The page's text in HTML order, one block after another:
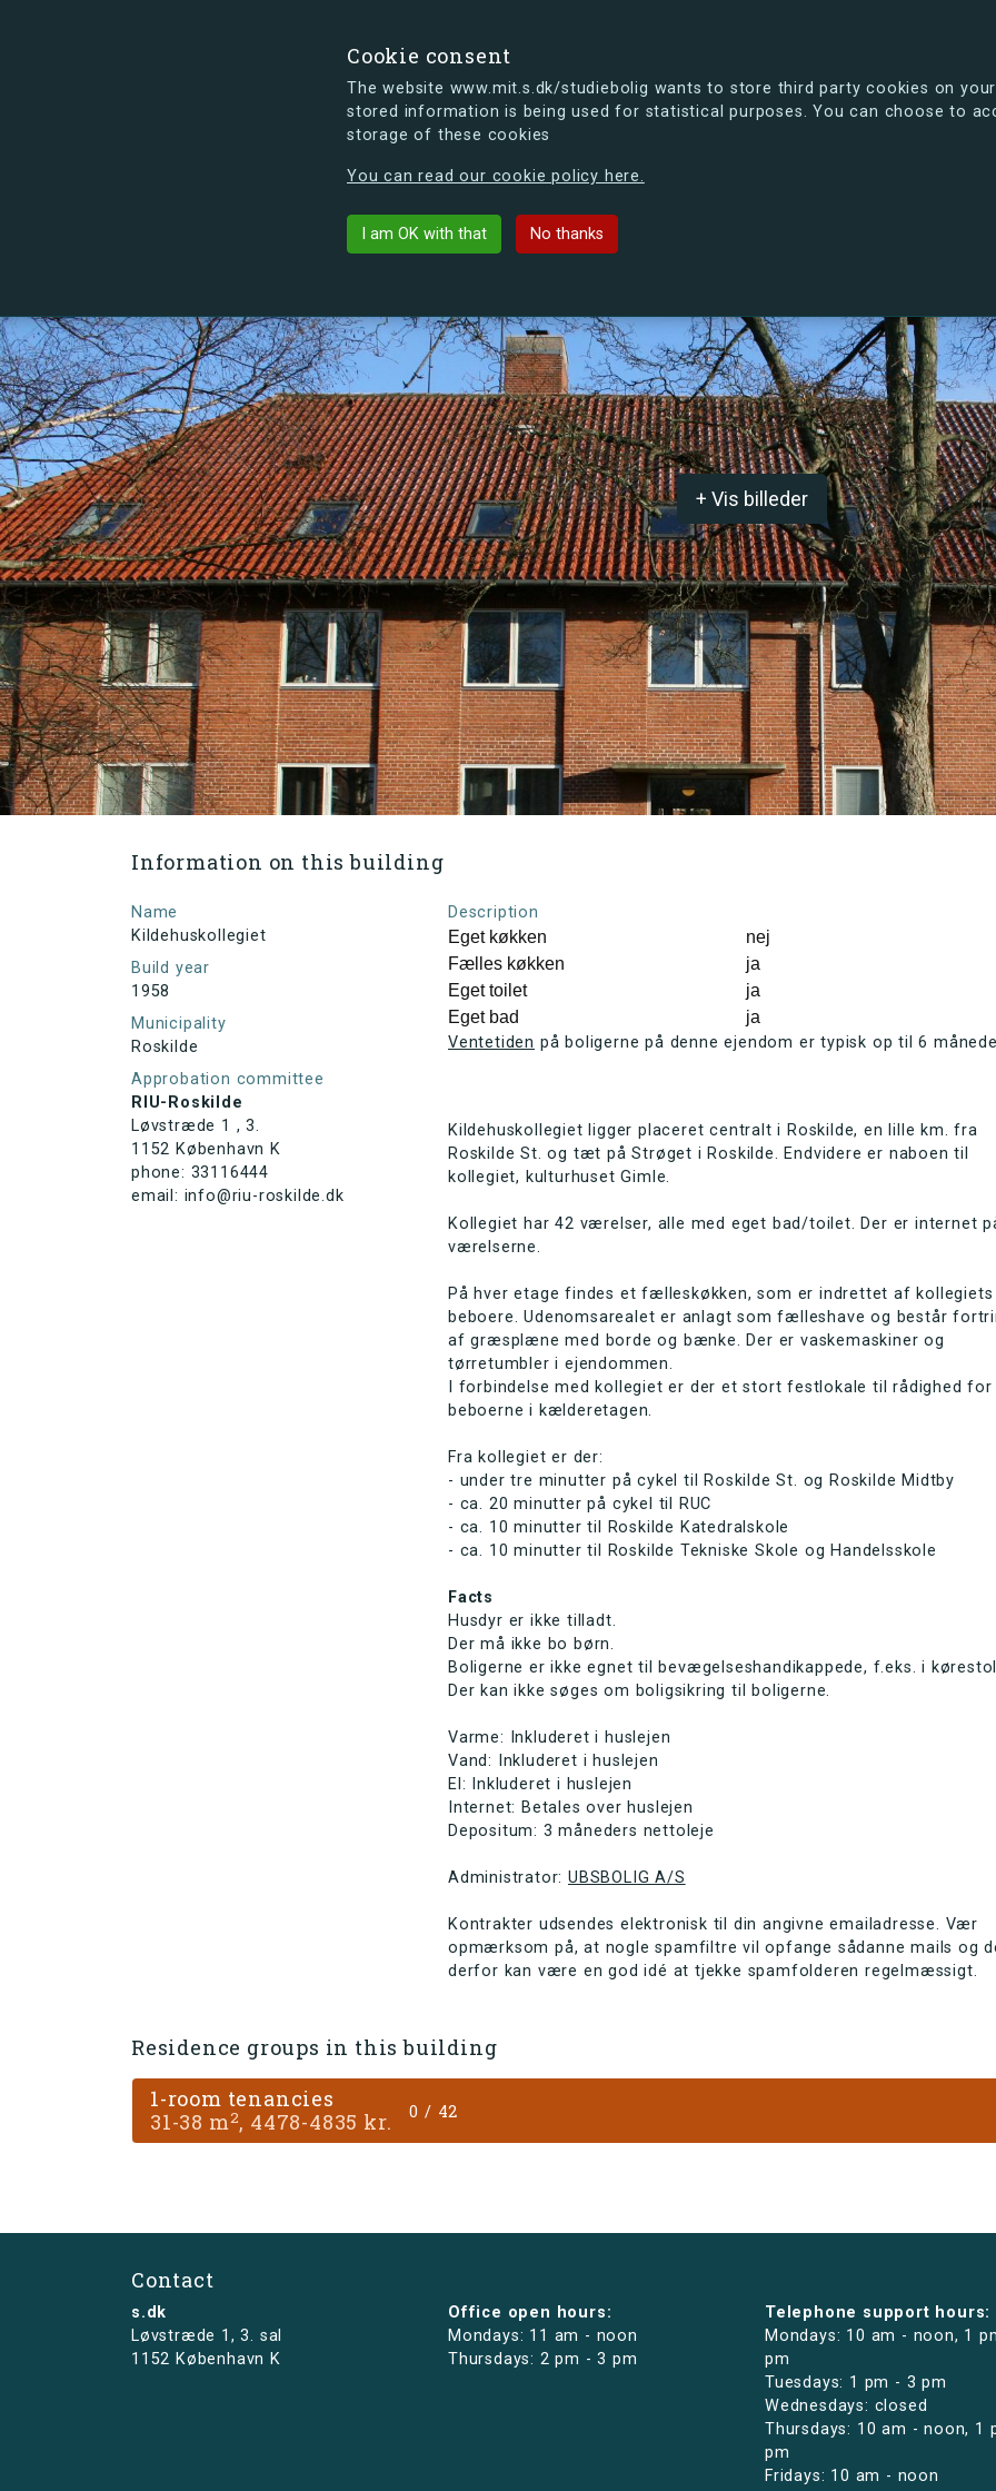
Cookie consent
The website www.mit.s.dk/studiebolig wants to store third party cookies on
stored information is being used for statistical purposes. You can choose to
storage of these cookies
You can read our cookie policy here.
I am OK with that No thanks
s.dk is getting a new look soon. If you're curious, you can already take a peek at what the new
+ Vis billeder
Information on this building
Name
Kildehuskollegiet
Build year
1958
Municipality
Roskilde
Approbation committee
RIU-Roskilde
Løvstræde 1 , 3.
1152 København K
phone: 33116444
email: info@riu-roskilde.dk
Description
Eget køkken
nej
Fælles køkken
ja
Eget toilet
ja
Eget bad
ja
Ventetiden på boligerne på denne ejendom er typisk op til 6
Kildehuskollegiet ligger placeret centralt i Roskilde, en lille km. fra
Roskilde St. og tæt på Strøget i Roskilde. Endvidere er naboen til
kollegiet, kulturhuset Gimle.
Kollegiet har 42 værelser, alle med eget bad/toilet. Der er internet
værelserne.
På hver etage findes et fælleskøkken, som er indrettet af kollegiets
beboere. Udenomsarealet er anlagt som fælleshave og består
af græsplæne med borde og bænke. Der er vaskemaskiner og
tørretumbler i ejendommen.
I forbindelse med kollegiet er der et stort festlokale til rådighed for
beboerne i kælderetagen.
Fra kollegiet er der:
- under tre minutter på cykel til Roskilde St. og Roskilde Midtby
- ca. 20 minutter på cykel til RUC
- ca. 10 minutter til Roskilde Katedralskole
- ca. 10 minutter til Roskilde Tekniske Skole og Handelsskole
Facts
Husdyr er ikke tilladt.
Der må ikke bo børn.
Boligerne er ikke egnet til bevægelseshandikappede, f.eks. i
Der kan ikke søges om boligsikring til boligerne.
Varme: Inkluderet i huslejen
Vand: Inkluderet i huslejen
El: Inkluderet i huslejen
Internet: Betales over huslejen
Depositum: 3 måneders nettoleje
Administrator:UBSBOLIG A/S
Kontrakter udsendes elektronisk til din angivne emailadresse. Vær
opmærksom på, at nogle spamfiltre vil opfange sådanne mails og
derfor kan være en god idé at tjekke spamfolderen regelmæssigt.
Residence groups in this building
1-room tenancies
31-38 m2, 4478-4835 kr. 0 / 42
Contact
s.dk
Løvstræde 1,3. sal
1152 København K
Office open hours:
Mondays: 11 am - noon
Thursdays: 2 pm - 3 pm
Telephone support hours:
Mondays: 10 am - noon, 1
pm
Tuesdays: 1 pm - 3 pm
Wednesdays: closed
Thursdays: 10 am - noon, 1
pm
Fridays: 10 am - noon